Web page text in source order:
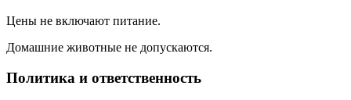
Цены не включают питание.
Домашние животные не допускаются.
Политика и ответственность